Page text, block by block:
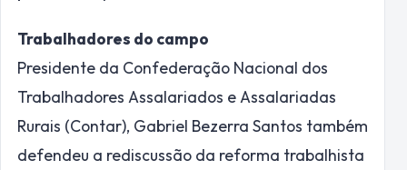
Trabalhadores do campo
Presidente da Confederação Nacional dos
Trabalhadores Assalariados e Assalariadas
Rurais (Contar), Gabriel Bezerra Santos também
defendeu a rediscussão da reforma trabalhista